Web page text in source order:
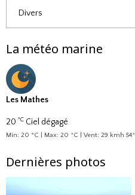
Divers
La météo marine
Les Mathes
20 °C Ciel dégagé
Min: 20 °C | Max: 20 °C | Vent: 29 kmh 54°
Dernières photos